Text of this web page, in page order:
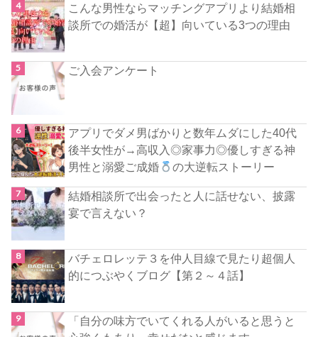
こんな男性ならマッチングアプリより結婚相
談所での婚活が【超】向いている3つの理由
ご入会アンケート
アプリでダメ男ばかりと数年ムダにした40代
後半女性が→高収入◎家事力◎優しすぎる神
男性と溺愛ご成婚
の大逆転ストーリー
結婚相談所で出会ったと人に話せない、披露
宴で言えない？
バチェロレッテ３を仲人目線で見たり超個人
的につぶやくブログ【第２～４話】
「自分の味方でいてくれる人がいると思うと